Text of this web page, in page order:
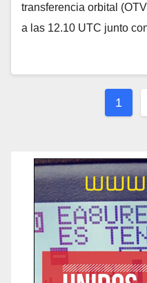
transferencia orbital
a las 12.10 UTC junto
1